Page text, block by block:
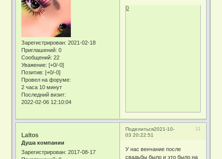
Зарегистрирован: 2021-02-18
Приглашений: 0
Сообщений: 22
Уважение: [+0/-0]
Позитив: [+0/-0]
Провел на форуме:
2 часа 10 минут
Последний визит:
2022-02-06 12:10:04
0
Поделиться 11
2021-10-
03 20:22:51
Laltos
Душа компании
Зарегистрирован: 2017-08-17
У нас венчание после
свадьбы было и это было на